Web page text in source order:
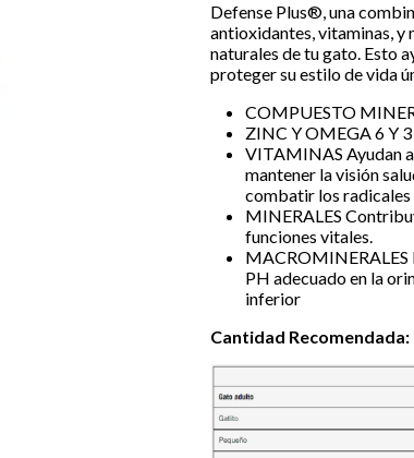
Defense Plus®, una
antioxidantes, vitaminas, y
naturales de tu gato. Esto
proteger su estilo de vida
COMPUESTO
ZINC Y OMEGA 6 Y
VITAMINAS Ayudan
mantener la visión
combatir los
MINERALES
funciones vitales.
MACROMINERALES
PH adecuado en la
inferior
Cantidad Recomendada: